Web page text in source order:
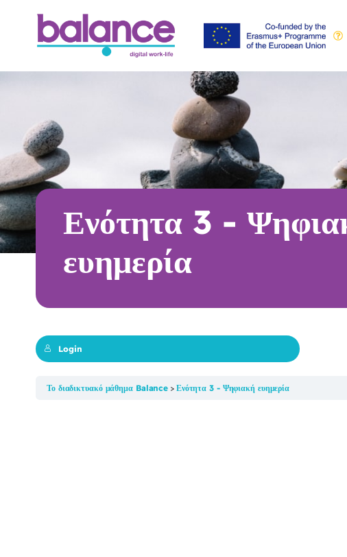
Ενότητα 3 -
ευημερία
Login
Το διαδικτυακό μάθημα Balance Ενότητα 3 - Ψηφιακή ευημερία